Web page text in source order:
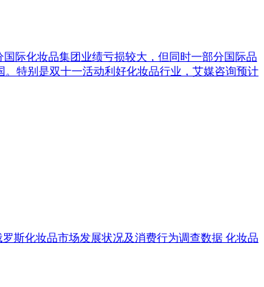
际化妆品集团业绩亏损较大，但同时一部分国际品
特别是双十一活动利好化妆品行业，艾媒咨询预计
罗斯化妆品市场发展状况及消费行为调查数据 化妆品